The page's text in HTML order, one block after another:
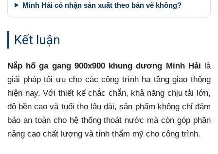
Minh Hải có nhận sản xuất theo bản vẽ không?
Kết luận
Nắp hố ga gang 900x900 khung dương Minh Hải là
giải pháp tối ưu cho các công trình hạ tầng giao thông
hiện nay. Với thiết kế chắc chắn, khả năng chịu tải lớn,
độ bền cao và tuổi thọ lâu dài, sản phẩm không chỉ đảm
bảo an toàn cho hệ thống thoát nước mà còn góp phần
nâng cao chất lượng và tính thẩm mỹ cho công trình.